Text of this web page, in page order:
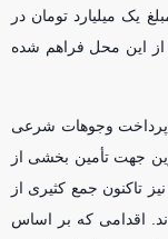
مبلغ یک میلیارد تومان در
بدهکار عائله‌مند از این محل فراهم شده
فروردین سال ۱۳۹۵ در بخش پرداخت وجوهات شرعی
جهت تأمین بخشی از
تاکنون جمع کثیری از
اقدامی که بر اساس